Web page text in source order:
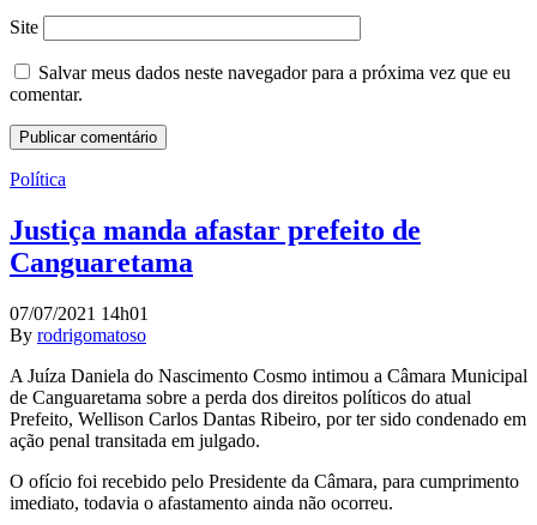
Site
Salvar meus dados neste navegador para a próxima vez que eu
comentar.
Política
Justiça manda afastar prefeito de
Canguaretama
07/07/2021 14h01
By rodrigomatoso
A Juíza Daniela do Nascimento Cosmo intimou a Câmara Municipal
de Canguaretama sobre a perda dos direitos políticos do atual
Prefeito, Wellison Carlos Dantas Ribeiro, por ter sido condenado em
ação penal transitada em julgado.
O ofício foi recebido pelo Presidente da Câmara, para cumprimento
imediato, todavia o afastamento ainda não ocorreu.